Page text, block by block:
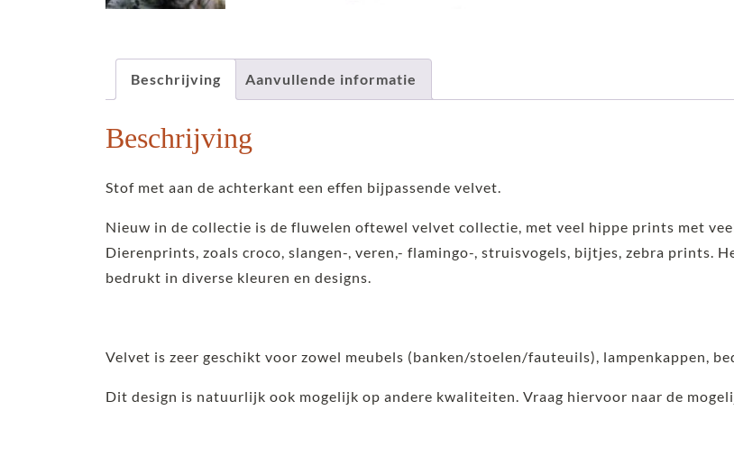
Beschrijving Aanvullende informatie
Beschrijving
Stof met aan de achterkant een effen bijpassende velvet.
Nieuw in de collectie is de fluwelen oftewel velvet collectie, met veel hippe prints met
Dierenprints, zoals croco, slangen-, veren,- flamingo-, struisvogels, bijtjes, zebra prints.
bedrukt in diverse kleuren en designs.
Velvet is zeer geschikt voor zowel meubels (banken/stoelen/fauteuils), lampenkappen,
Dit design is natuurlijk ook mogelijk op andere kwaliteiten. Vraag hiervoor naar de